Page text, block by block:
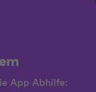
App Abhilfe: